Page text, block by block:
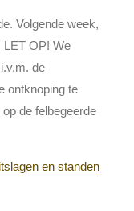
Volgende week,
LET OP! We
de
ontknoping te
de felbegeerde
en standen